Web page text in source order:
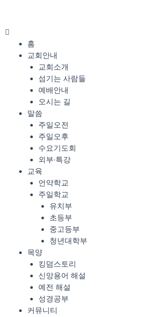
츠Menu
홈
교회안내
교회소개
섬기는 사람들
예배안내
오시는 길
말씀
주일오전
주일오후
수요기도회
외부·특강
교육
언약학교
주일학교
유치부
초등부
중고등부
청년대학부
목양
킹덤스토리
신앙용어 해설
예전 해설
성경공부
커뮤니티